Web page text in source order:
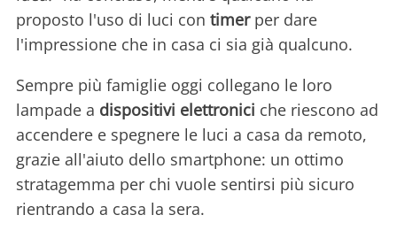
proposto l'uso di luci con timerper dare
l'impressione che in casa ci sia già qualcuno.
Sempre più famiglie oggi collegano le loro
lampade a dispositivi elettronici che riescono ad
accendere e spegnere le luci a casa da remoto,
grazie all'aiuto dello smartphone: un ottimo
stratagemma per chi vuole sentirsi più sicuro
rientrando a casa la sera.